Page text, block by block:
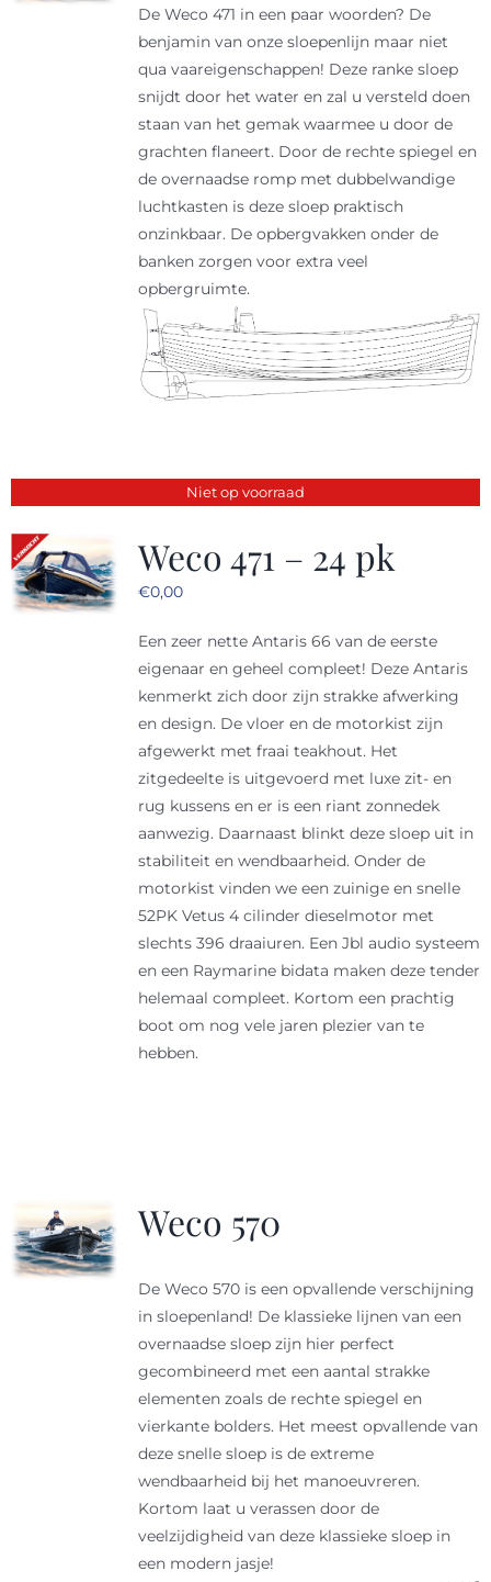
De Weco 471 in een paar woorden? De
benjamin van onze sloepenlijn maar niet
qua vaareigenschappen! Deze ranke sloep
snijdt door het water en zal u versteld doen
staan van het gemak waarmee u door de
grachten flaneert. Door de rechte spiegel en
de overnaadse romp met dubbelwandige
luchtkasten is deze sloep praktisch
onzinkbaar. De opbergvakken onder de
banken zorgen voor extra veel
opbergruimte.
Niet op voorraad
Weco 471 – 24 pk
€0,00
Een zeer nette Antaris 66 van de eerste
eigenaar en geheel compleet! Deze Antaris
kenmerkt zich door zijn strakke afwerking
en design. De vloer en de motorkist zijn
afgewerkt met fraai teakhout. Het
zitgedeelte is uitgevoerd met luxe zit- en
rug kussens en er is een riant zonnedek
aanwezig. Daarnaast blinkt deze sloep uit in
stabiliteit en wendbaarheid. Onder de
motorkist vinden we een zuinige en snelle
52PK Vetus 4 cilinder dieselmotor met
slechts 396 draaiuren. Een Jbl audio systeem
en een Raymarine bidata maken deze tender
helemaal compleet. Kortom een prachtig
boot om nog vele jaren plezier van te
hebben.
Weco 570
De Weco 570 is een opvallende verschijning
in sloepenland! De klassieke lijnen van een
overnaadse sloep zijn hier perfect
gecombineerd met een aantal strakke
elementen zoals de rechte spiegel en
vierkante bolders. Het meest opvallende van
deze snelle sloep is de extreme
wendbaarheid bij het manoeuvreren.
Kortom laat u verassen door de
veelzijdigheid van deze klassieke sloep in
een modern jasje!